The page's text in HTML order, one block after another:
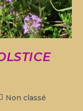
Non classé